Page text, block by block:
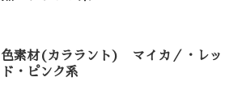
色素材(カララント) マイカ／・レッ
ド・ピンク系